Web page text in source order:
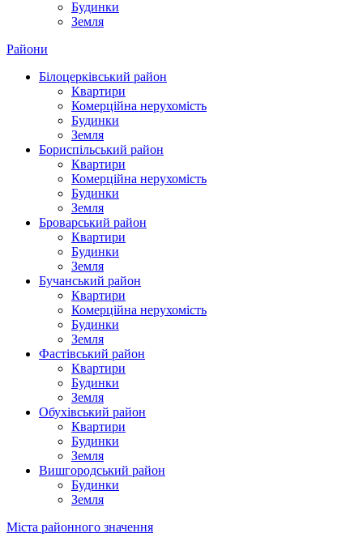
Будинки
Земля
Райони
Білоцерківський район
Квартири
Комерційна нерухомість
Будинки
Земля
Бориспільський район
Квартири
Комерційна нерухомість
Будинки
Земля
Броварський район
Квартири
Будинки
Земля
Бучанський район
Квартири
Комерційна нерухомість
Будинки
Земля
Фастівський район
Квартири
Будинки
Земля
Обухівський район
Квартири
Будинки
Земля
Вишгородський район
Будинки
Земля
Міста районного значення